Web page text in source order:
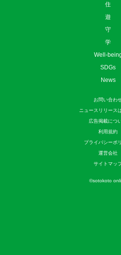
住
遊
守
学
Well-
SDGs
News
お問い合わ
ニュースリリース
広告掲載につ
利用規約
プライバシーポ
運営会社
サイトマッ
©sotokoto